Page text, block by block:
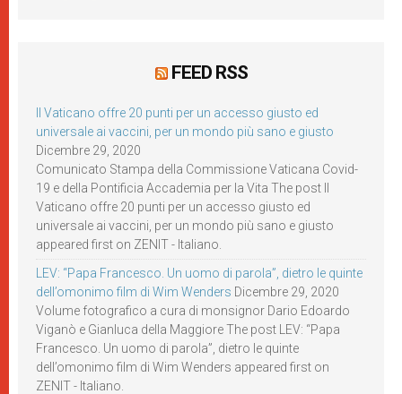
FEED RSS
Il Vaticano offre 20 punti per un accesso giusto ed
universale ai vaccini, per un mondo più sano e giusto
Dicembre 29, 2020
Comunicato Stampa della Commissione Vaticana Covid-
19 e della Pontificia Accademia per la Vita The post Il
Vaticano offre 20 punti per un accesso giusto ed
universale ai vaccini, per un mondo più sano e giusto
appeared first on ZENIT - Italiano.
LEV: “Papa Francesco. Un uomo di parola”, dietro le quinte
dell’omonimo film di Wim Wenders Dicembre 29, 2020
Volume fotografico a cura di monsignor Dario Edoardo
Viganò e Gianluca della Maggiore The post LEV: “Papa
Francesco. Un uomo di parola”, dietro le quinte
dell’omonimo film di Wim Wenders appeared first on
ZENIT - Italiano.